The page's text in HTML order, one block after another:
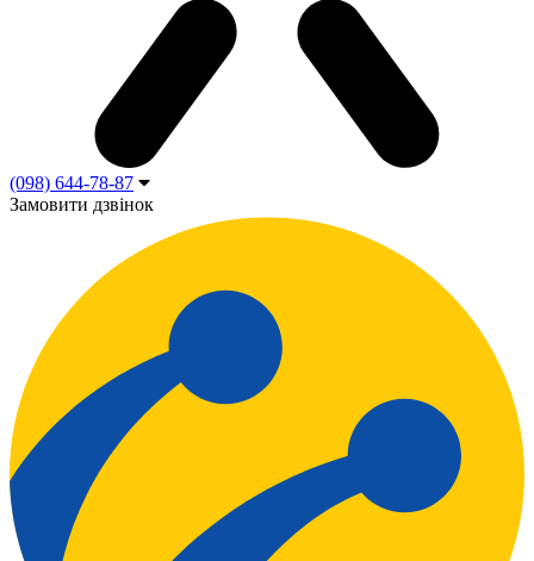
(098) 644-78-87
Замовити дзвінок